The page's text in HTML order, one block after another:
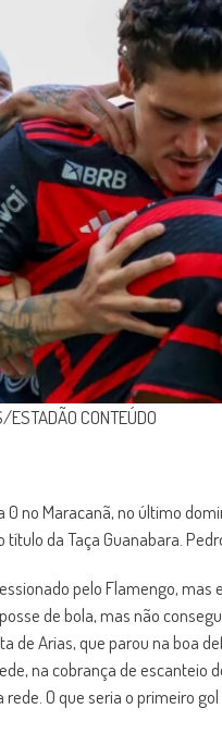
CONTEÚDO
0 no Maracanã, no último
da Taça Guanabara.
pelo Flamengo,
de bola, mas não
de Arias, que parou na boa
na cobrança de escanteio
O que seria o primeiro